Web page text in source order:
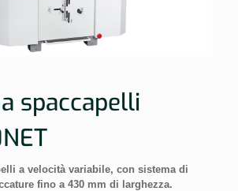
spaccapelli
a velocità variabile, con sistema di
fino a 430 mm di larghezza.